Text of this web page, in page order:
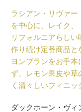
ラシアン・リヴァ
を中心に、レイク
リフォルニアらしい
作り続け定番商品と
ヨンブランをお手
ず、レモン果皮や草
く清々しいフィニッ
ダックホーン・ヴ